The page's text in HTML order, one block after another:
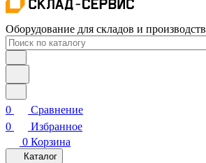
Оборудование для складов и производств
0
Сравнение
0
Избранное
0 Корзина
Каталог